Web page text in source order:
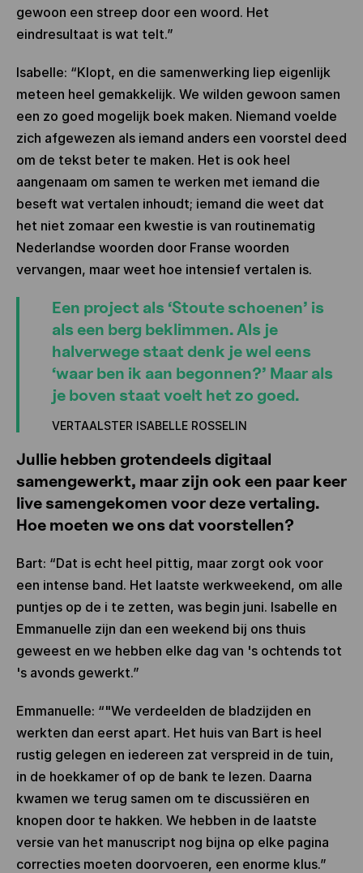
gewoon een streep door een woord. Het
eindresultaat is wat telt.”
Isabelle: “Klopt, en die samenwerking liep eigenlijk
meteen heel gemakkelijk. We wilden gewoon samen
een zo goed mogelijk boek maken. Niemand voelde
zich afgewezen als iemand anders een voorstel deed
om de tekst beter te maken. Het is ook heel
aangenaam om samen te werken met iemand die
beseft wat vertalen inhoudt; iemand die weet dat
het niet zomaar een kwestie is van routinematig
Nederlandse woorden door Franse woorden
vervangen, maar weet hoe intensief vertalen is.
Een project als ‘Stoute schoenen’ is
als een berg beklimmen. Als je
halverwege staat denk je wel eens
‘waar ben ik aan begonnen?’ Maar als
je boven staat voelt het zo goed.
VERTAALSTER ISABELLE ROSSELIN
Jullie hebben grotendeels digitaal
samengewerkt, maar zijn ook een paar keer
live samengekomen voor deze vertaling.
Hoe moeten we ons dat voorstellen?
Bart: “Dat is echt heel pittig, maar zorgt ook voor
een intense band. Het laatste werkweekend, om alle
puntjes op de i te zetten, was begin juni. Isabelle en
Emmanuelle zijn dan een weekend bij ons thuis
geweest en we hebben elke dag van 's ochtends tot
's avonds gewerkt.”
Emmanuelle: “"We verdeelden de bladzijden en
werkten dan eerst apart. Het huis van Bart is heel
rustig gelegen en iedereen zat verspreid in de tuin,
in de hoekkamer of op de bank te lezen. Daarna
kwamen we terug samen om te discussiëren en
knopen door te hakken. We hebben in de laatste
versie van het manuscript nog bijna op elke pagina
correcties moeten doorvoeren, een enorme klus.”